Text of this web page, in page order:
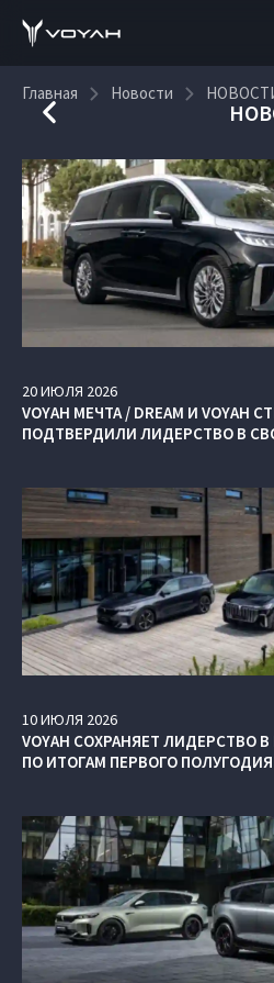
Главная Новости
20ИЮЛЯ 2026
VOYAH МЕЧТА / DREAM И VOYAH
ПОДТВЕРДИЛИ ЛИДЕРСТВО В
10ИЮЛЯ 2026
VOYAH СОХРАНЯЕТ ЛИДЕРСТВО
ПО ИТОГАМ ПЕРВОГО ПОЛУГОДИЯ